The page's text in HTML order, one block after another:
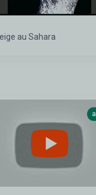
au Sahara